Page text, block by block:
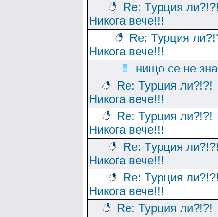
Re: Турция
Никога вече!!!
Re: Турция
Никога вече!!!
нищо се не
Re: Турция ли?!?!
Никога вече!!!
Re: Турция ли?!?!
Никога вече!!!
Re: Турция
Никога вече!!!
Re: Турция
Никога вече!!!
Re: Турция ли?!?!